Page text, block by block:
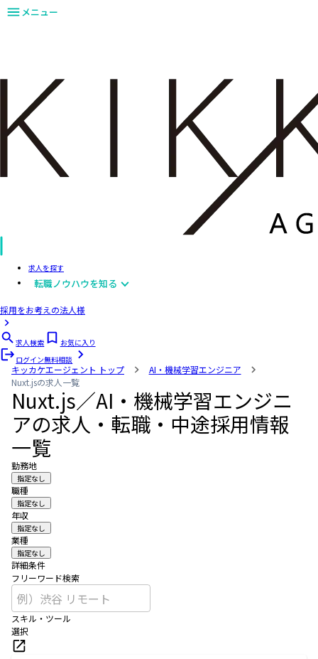
メニュー
求人を探す
転職ノウハウを知る
採用をお考えの法人様
求人検索
お気に入り
ログイン無料相談
キッカケエージェント トップ
AI・機械学習エンジニア
Nuxt.jsの求人一覧
Nuxt.js／AI・機械学習エンジニ
アの求人・転職・中途採用情報
一覧
勤務地
指定なし
職種
指定なし
年収
指定なし
業種
指定なし
詳細条件
フリーワード検索
スキル・ツール
選択